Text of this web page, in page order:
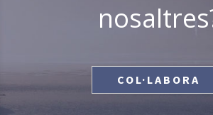
COL·LABORA